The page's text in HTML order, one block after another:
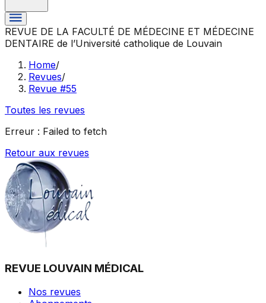
REVUE DE LA FACULTÉ DE MÉDECINE ET MÉDECINE
DENTAIRE de l’Université catholique de Louvain
Home/
Revues/
Revue #55
Toutes les revues
Erreur : Failed to fetch
Retour aux revues
REVUE LOUVAIN MÉDICAL
Nos revues